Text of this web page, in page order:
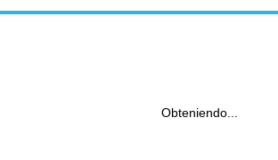
Obteniendo...